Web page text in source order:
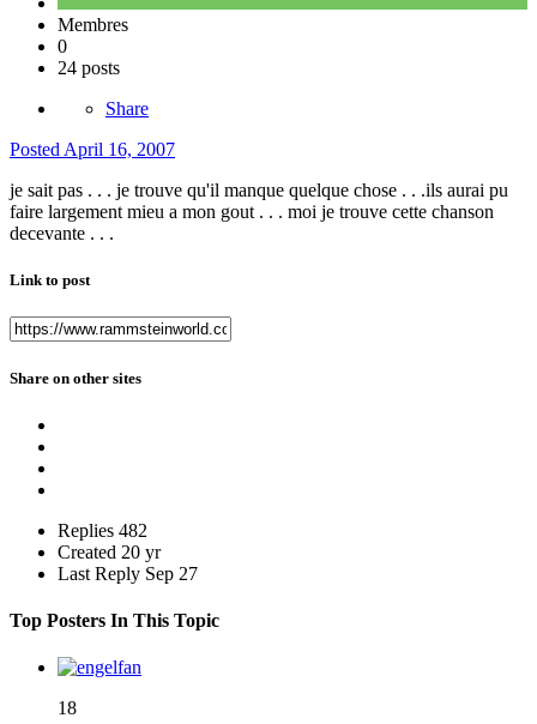
Membres
0
24 posts
Share
Posted April 16, 2007
je sait pas . . . je trouve qu'il manque quelque chose . . .ils aurai pu
faire largement mieu a mon gout . . . moi je trouve cette chanson
decevante . . .
Link to post
Share on other sites
Replies 482
Created 20 yr
Last Reply Sep 27
Top Posters In This Topic
18